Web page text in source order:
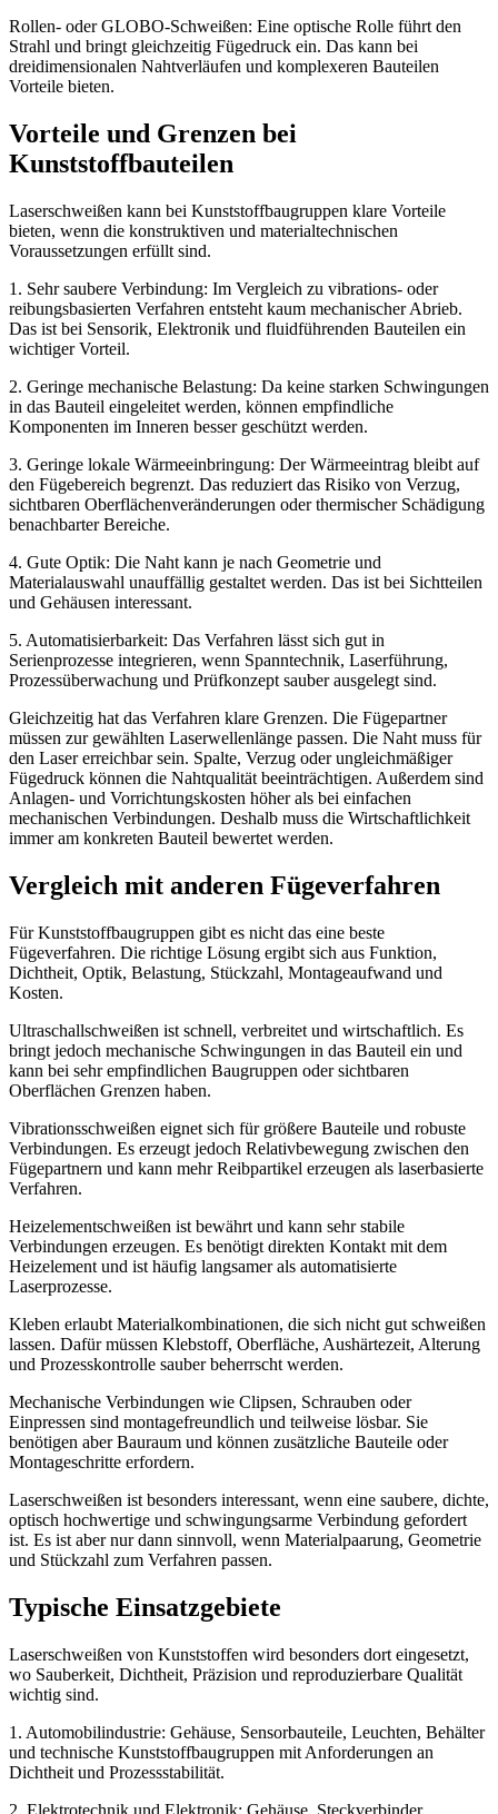
Rollen- oder GLOBO-Schweißen: Eine optische Rolle führt den
Strahl und bringt gleichzeitig Fügedruck ein. Das kann bei
dreidimensionalen Nahtverläufen und komplexeren Bauteilen
Vorteile bieten.
Vorteile und Grenzen bei
Kunststoffbauteilen
Laserschweißen kann bei Kunststoffbaugruppen klare Vorteile
bieten, wenn die konstruktiven und materialtechnischen
Voraussetzungen erfüllt sind.
1. Sehr saubere Verbindung: Im Vergleich zu vibrations- oder
reibungsbasierten Verfahren entsteht kaum mechanischer Abrieb.
Das ist bei Sensorik, Elektronik und fluidführenden Bauteilen ein
wichtiger Vorteil.
2. Geringe mechanische Belastung: Da keine starken Schwingungen
in das Bauteil eingeleitet werden, können empfindliche
Komponenten im Inneren besser geschützt werden.
3. Geringe lokale Wärmeeinbringung: Der Wärmeeintrag bleibt auf
den Fügebereich begrenzt. Das reduziert das Risiko von Verzug,
sichtbaren Oberflächenveränderungen oder thermischer Schädigung
benachbarter Bereiche.
4. Gute Optik: Die Naht kann je nach Geometrie und
Materialauswahl unauffällig gestaltet werden. Das ist bei Sichtteilen
und Gehäusen interessant.
5. Automatisierbarkeit: Das Verfahren lässt sich gut in
Serienprozesse integrieren, wenn Spanntechnik, Laserführung,
Prozessüberwachung und Prüfkonzept sauber ausgelegt sind.
Gleichzeitig hat das Verfahren klare Grenzen. Die Fügepartner
müssen zur gewählten Laserwellenlänge passen. Die Naht muss für
den Laser erreichbar sein. Spalte, Verzug oder ungleichmäßiger
Fügedruck können die Nahtqualität beeinträchtigen. Außerdem sind
Anlagen- und Vorrichtungskosten höher als bei einfachen
mechanischen Verbindungen. Deshalb muss die Wirtschaftlichkeit
immer am konkreten Bauteil bewertet werden.
Vergleich mit anderen Fügeverfahren
Für Kunststoffbaugruppen gibt es nicht das eine beste
Fügeverfahren. Die richtige Lösung ergibt sich aus Funktion,
Dichtheit, Optik, Belastung, Stückzahl, Montageaufwand und
Kosten.
Ultraschallschweißen ist schnell, verbreitet und wirtschaftlich. Es
bringt jedoch mechanische Schwingungen in das Bauteil ein und
kann bei sehr empfindlichen Baugruppen oder sichtbaren
Oberflächen Grenzen haben.
Vibrationsschweißen eignet sich für größere Bauteile und robuste
Verbindungen. Es erzeugt jedoch Relativbewegung zwischen den
Fügepartnern und kann mehr Reibpartikel erzeugen als laserbasierte
Verfahren.
Heizelementschweißen ist bewährt und kann sehr stabile
Verbindungen erzeugen. Es benötigt direkten Kontakt mit dem
Heizelement und ist häufig langsamer als automatisierte
Laserprozesse.
Kleben erlaubt Materialkombinationen, die sich nicht gut schweißen
lassen. Dafür müssen Klebstoff, Oberfläche, Aushärtezeit, Alterung
und Prozesskontrolle sauber beherrscht werden.
Mechanische Verbindungen wie Clipsen, Schrauben oder
Einpressen sind montagefreundlich und teilweise lösbar. Sie
benötigen aber Bauraum und können zusätzliche Bauteile oder
Montageschritte erfordern.
Laserschweißen ist besonders interessant, wenn eine saubere, dichte,
optisch hochwertige und schwingungsarme Verbindung gefordert
ist. Es ist aber nur dann sinnvoll, wenn Materialpaarung, Geometrie
und Stückzahl zum Verfahren passen.
Typische Einsatzgebiete
Laserschweißen von Kunststoffen wird besonders dort eingesetzt,
wo Sauberkeit, Dichtheit, Präzision und reproduzierbare Qualität
wichtig sind.
1. Automobilindustrie: Gehäuse, Sensorbauteile, Leuchten, Behälter
und technische Kunststoffbaugruppen mit Anforderungen an
Dichtheit und Prozessstabilität.
2. Elektrotechnik und Elektronik: Gehäuse, Steckverbinder,